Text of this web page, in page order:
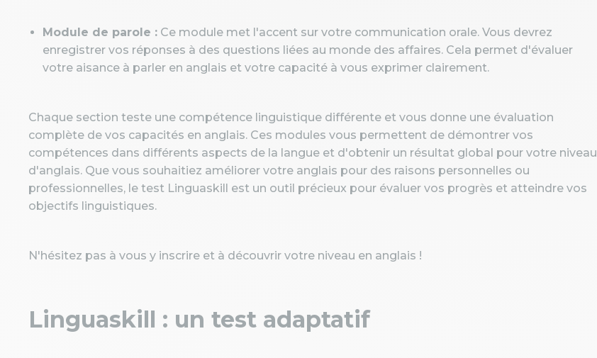
Module de parole : Ce module met l'accent sur votre communication orale. Vous devrez
enregistrer vos réponses à des questions liées au monde des affaires. Cela permet d'évaluer
votre aisance à parler en anglais et votre capacité à vous exprimer clairement.
Chaque section teste une compétence linguistique différente et vous donne une évaluation
complète de vos capacités en anglais. Ces modules vous permettent de démontrer vos
compétences dans différents aspects de la langue et d'obtenir un résultat global pour votre niveau
d'anglais. Que vous souhaitiez améliorer votre anglais pour des raisons personnelles ou
professionnelles, le test Linguaskill est un outil précieux pour évaluer vos progrès et atteindre vos
objectifs linguistiques.
N'hésitez pas à vous y inscrire et à découvrir votre niveau en anglais !
Linguaskill : un test adaptatif